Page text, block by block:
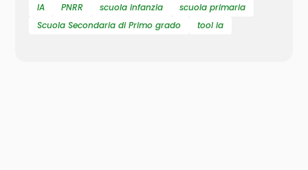
IA PNRR scuola infanzia
scuola primaria
Scuola Secondaria di Primo grado
tool ia